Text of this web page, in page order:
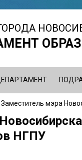
Заместитель мэра
НГПУ